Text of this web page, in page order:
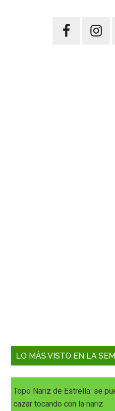
LO MÁS VISTO EN LA
Topo Nariz de Estrella: se
cazar tocando con la nariz